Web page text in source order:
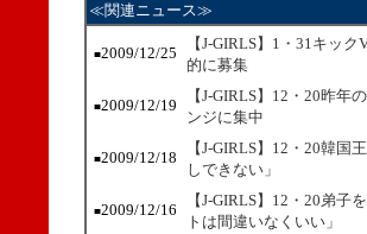
≪関連ニュース≫
■2009/12/25
【J-GIRLS】1・31キッ
的に募集
■2009/12/19
【J-GIRLS】12・20昨
ンジに集中
■2009/12/18
【J-GIRLS】12・20韓
しできない」
■2009/12/16
【J-GIRLS】12・20弟
トは間違いなくいい」